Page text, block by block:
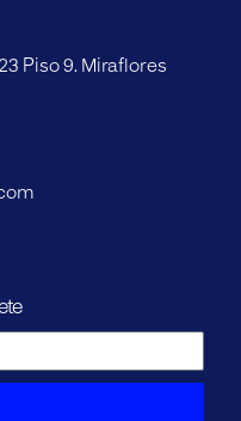
Piso 9. Miraflores